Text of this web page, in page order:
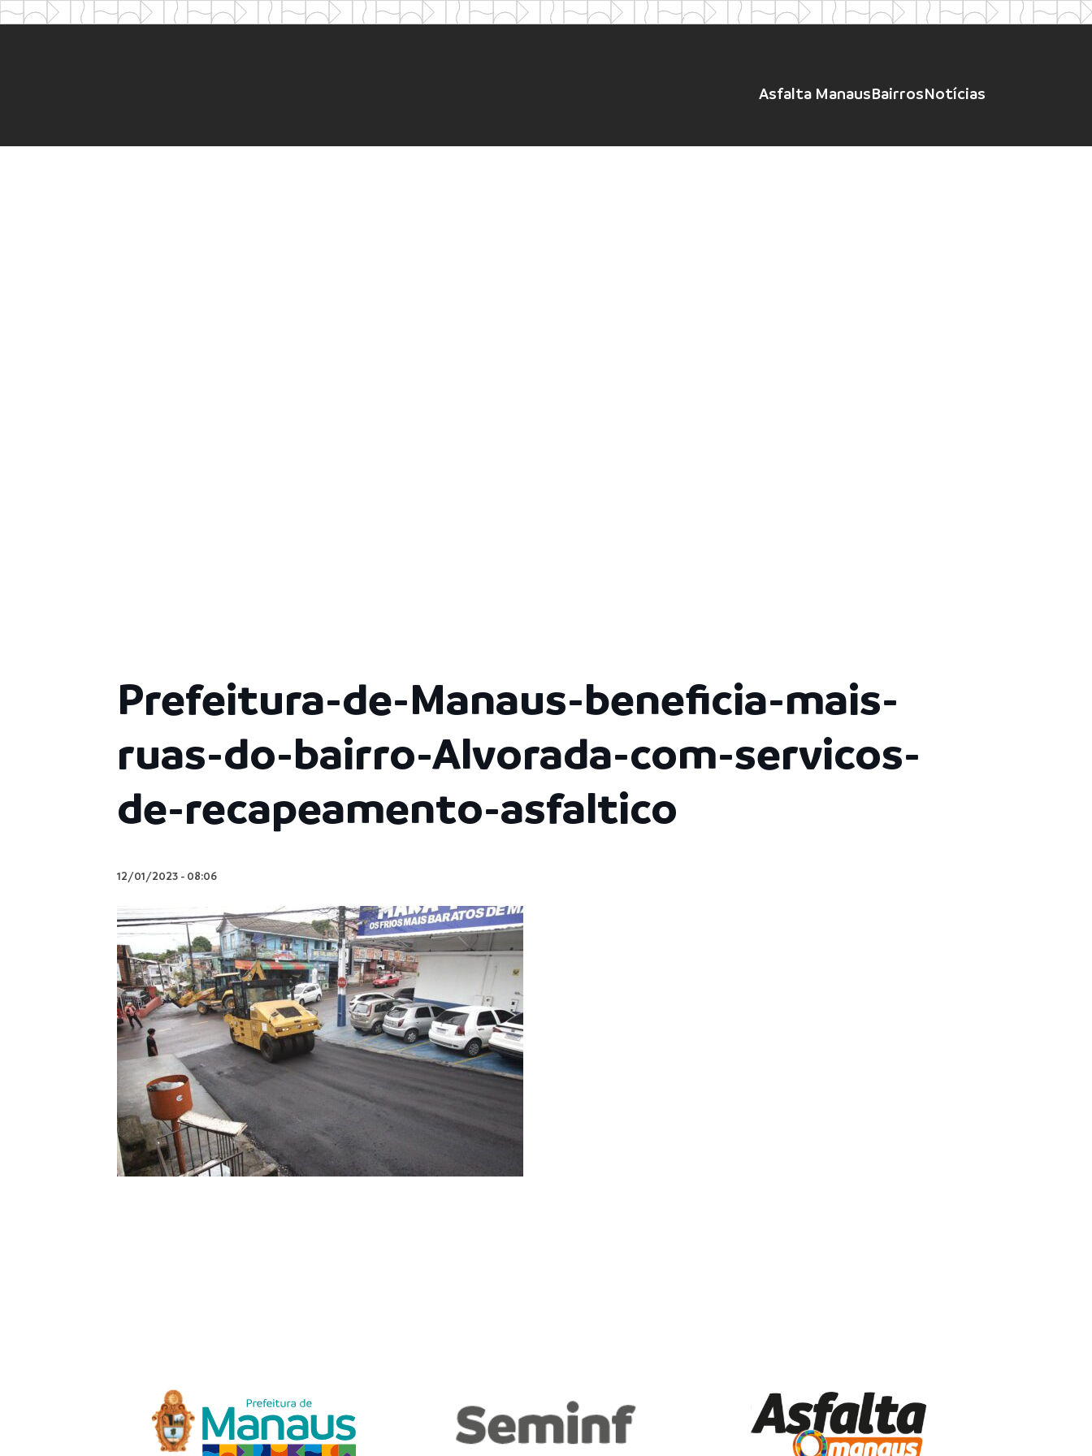
Asfalta ManausBairrosNotícias
Prefeitura-de-Manaus-beneficia-mais-
ruas-do-bairro-Alvorada-com-servicos-
de-recapeamento-asfaltico
12/01/2023 - 08:06